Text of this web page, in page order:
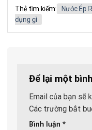
Thẻ tìm kiếm:
Nước Ép
dụng gì
Để lại một
Email của bạn sẽ
Các trường bắt
Bình luận *